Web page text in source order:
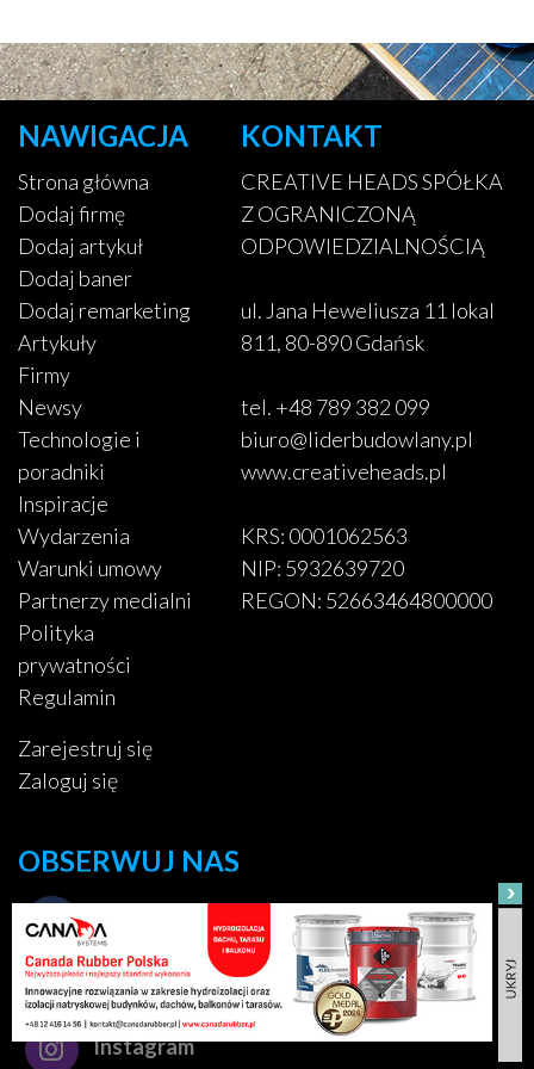
NAWIGACJA
Strona główna
Dodaj firmę
Dodaj artykuł
Dodaj baner
Dodaj remarketing
Artykuły
Firmy
Newsy
Technologie i
poradniki
Inspiracje
Wydarzenia
Warunki umowy
Partnerzy medialni
Polityka
prywatności
Regulamin
Zarejestruj się
Zaloguj się
KONTAKT
CREATIVE HEADS SPÓŁKA
Z OGRANICZONĄ
ODPOWIEDZIALNOŚCIĄ
ul. Jana Heweliusza 11 lokal
811, 80-890 Gdańsk
tel. +48 789 382 099
biuro@liderbudowlany.pl
www.creativeheads.pl
KRS: 0001062563
NIP: 5932639720
REGON: 52663464800000
OBSERWUJ NAS
Facebook
Pinterest
Instagram